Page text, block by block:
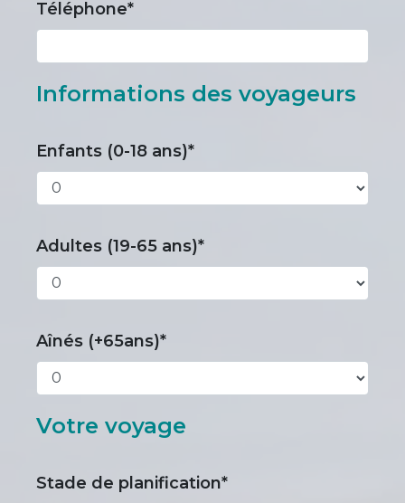
Téléphone*
Informations des voyageurs
Enfants (0-18 ans)*
Adultes (19-65 ans)*
Aînés (+65ans)*
Votre voyage
Stade de planification*